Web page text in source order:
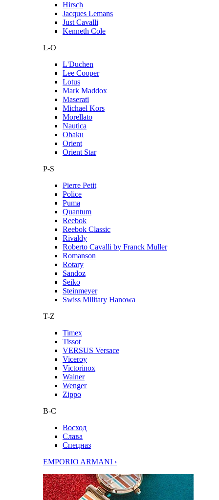
Hirsch
Jacques Lemans
Just Cavalli
Kenneth Cole
L-O
L'Duchen
Lee Cooper
Lotus
Mark Maddox
Maserati
Michael Kors
Morellato
Nautica
Obaku
Orient
Orient Star
P-S
Pierre Petit
Police
Puma
Quantum
Reebok
Reebok Classic
Rivaldy
Roberto Cavalli by Franck Muller
Romanson
Rotary
Sandoz
Seiko
Steinmeyer
Swiss Military Hanowa
T-Z
Timex
Tissot
VERSUS Versace
Viceroy
Victorinox
Wainer
Wenger
Zippo
В-С
Восход
Слава
Спецназ
EMPORIO ARMANI ›